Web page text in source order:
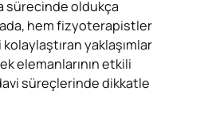
sürecinde oldukça
hem fizyoterapistler
yaklaşımlar
elemanlarının etkili
süreçlerinde dikkatle